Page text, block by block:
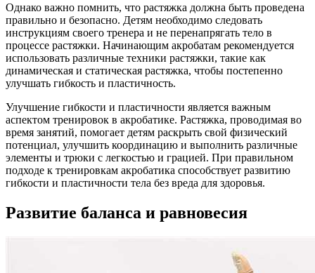
Однако важно помнить, что растяжка должна быть проведена
правильно и безопасно. Детям необходимо следовать
инструкциям своего тренера и не перенапрягать тело в
процессе растяжки. Начинающим акробатам рекомендуется
использовать различные техники растяжки, такие как
динамическая и статическая растяжка, чтобы постепенно
улучшать гибкость и пластичность.
Улучшение гибкости и пластичности является важным
аспектом тренировок в акробатике. Растяжка, проводимая во
время занятий, помогает детям раскрыть свой физический
потенциал, улучшить координацию и выполнить различные
элементы и трюки с легкостью и грацией. При правильном
подходе к тренировкам акробатика способствует развитию
гибкости и пластичности тела без вреда для здоровья.
Развитие баланса и равновесия